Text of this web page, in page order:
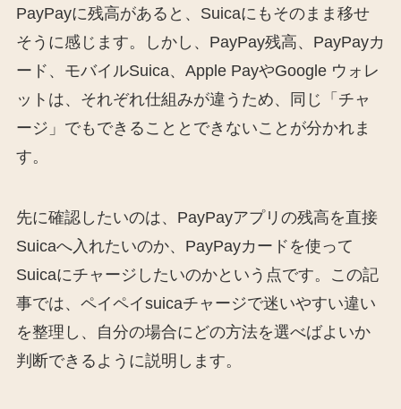
PayPayに残高があると、Suicaにもそのまま移せ
そうに感じます。しかし、PayPay残高、PayPayカ
ード、モバイルSuica、Apple PayやGoogle ウォレ
ットは、それぞれ仕組みが違うため、同じ「チャ
ージ」でもできることとできないことが分かれま
す。
先に確認したいのは、PayPayアプリの残高を直接
Suicaへ入れたいのか、PayPayカードを使って
Suicaにチャージしたいのかという点です。この記
事では、ペイペイsuicaチャージで迷いやすい違い
を整理し、自分の場合にどの方法を選べばよいか
判断できるように説明します。